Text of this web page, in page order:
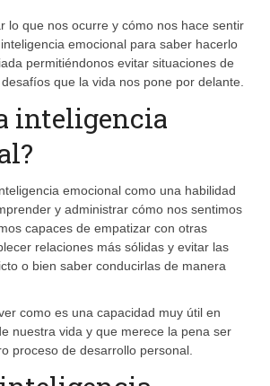
lo que nos ocurre y cómo nos hace sentir
emocional para saber hacerlo
permitiéndonos evitar situaciones de
que la vida nos pone por delante.
inteligencia
emocional como una habilidad
y administrar cómo nos sentimos
capaces de empatizar con otras
relaciones más sólidas y evitar las
o bien saber conducirlas de manera
como es una capacidad muy útil en
nuestra vida y que merece la pena ser
proceso de desarrollo personal.